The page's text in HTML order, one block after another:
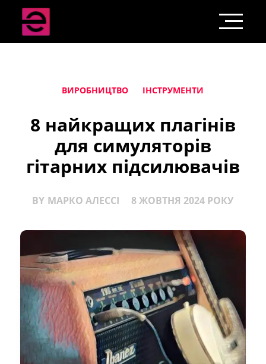
ВИРОБНИЦТВО ІНСТРУМЕНТИ
8 найкращих плагінів
для симуляторів
гітарних підсилювачів
BY МАРКО АЛЕССІ 8 ЖОВТНЯ 2024 РОКУ